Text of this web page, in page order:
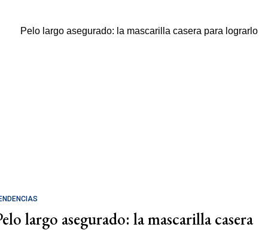
largo asegurado: la mascarilla casera